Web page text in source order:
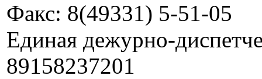
Факс: 8(49331) 5-51-05
Единая дежурно-
89158237201